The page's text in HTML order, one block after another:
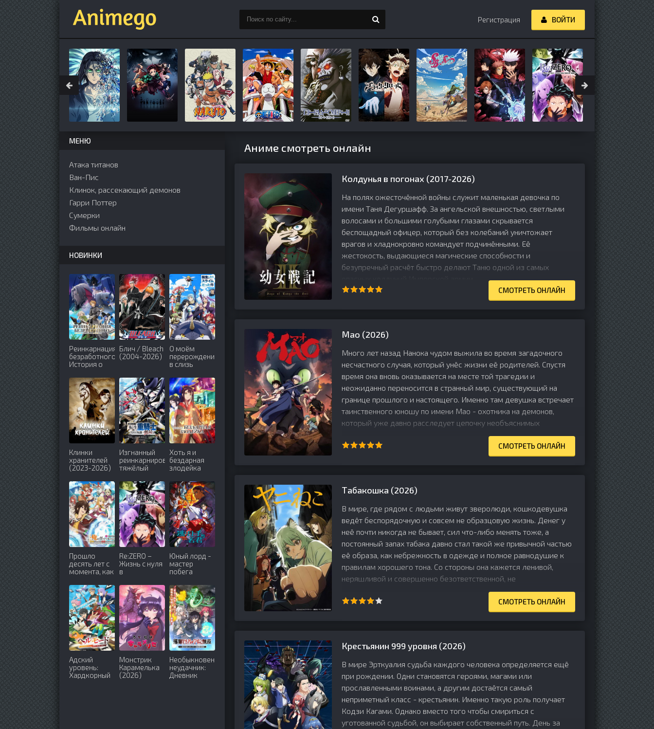
Регистрация ВОЙТИ
Аниме смотреть онлайн
Колдунья в погонах (2017-2026)
На полях ожесточённой войны служит маленькая девочка по
имени Таня Дегуршафф. За ангельской внешностью, светлыми
волосами и большими голубыми глазами скрывается
беспощадный офицер, который без колебаний уничтожает
врагов и хладнокровно командует подчинёнными. Её
жестокость, выдающиеся магические способности и
безупречный расчёт быстро делают Таню одной из самых
СМОТРЕТЬ ОНЛАЙН
Мао (2026)
Много лет назад Нанока чудом выжила во время загадочного
несчастного случая, который унёс жизни её родителей. Спустя
время она вновь оказывается на месте той трагедии и
неожиданно переносится в странный мир, существующий на
границе прошлого и настоящего. Именно там девушка встречает
таинственного юношу по имени Мао - охотника на демонов,
который уже давно расследует цепочку необъяснимых
СМОТРЕТЬ ОНЛАЙН
Табакошка (2026)
В мире, где рядом с людьми живут зверолюди, кошкодевушка
ведёт беспорядочную и совсем не образцовую жизнь. Денег у
неё почти никогда не бывает, сил что-либо менять тоже, а
постоянный запах табака давно стал такой же привычной частью
её образа, как небрежность в одежде и полное равнодушие к
правилам хорошего тона. Со стороны она кажется ленивой,
неряшливой и совершенно безответственной, не
СМОТРЕТЬ ОНЛАЙН
Крестьянин 999 уровня (2026)
В мире Эрткуалия судьба каждого человека определяется ещё
при рождении. Одни становятся героями, магами или
прославленными воинами, а другим достаётся самый
неприметный класс - крестьянин. Именно такую роль получает
Кодзи Кагами. Однако вместо того чтобы смириться с
уготованной судьбой, он выбирает собственный путь. День за
МЕНЮ
Атака титанов
Ван-Пис
Клинок, рассекающий демонов
Гарри Поттер
Сумерки
Фильмы онлайн
НОВИНКИ
Реинкарнация
безработного:
История о
в другом
мире (2021-
2026)
Блич / Bleach
(2004-2026)
О моём
перерождении
в слизь
Клинки
хранителей
(2023-2026)
Изгнанный
реинкарнированный
тяжёлый
имеет себе
равных в
знаниях игры
(2026)
Хоть я и
бездарная
злодейка
Прошло
десять лет с
момента, как
«Оставьте
это на меня и
уходите» и
стал
легендой
(2026)
Re:ZERO –
Жизнь с нуля
в
мире (2016-
2026)
Юный лорд -
мастер
побега
Адский
уровень:
Хардкорный
Монстрик
Карамелька
(2026)
Необыкновенный
неудачник:
Дневник